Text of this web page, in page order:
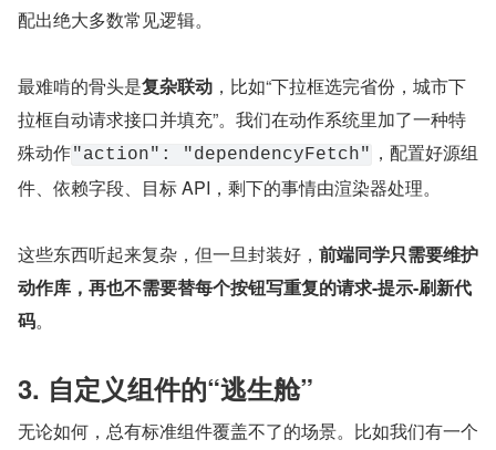
配出绝大多数常见逻辑。
最难啃的骨头是复杂联动 ，比如“下拉框选完省份，城市下
拉框自动请求接口并填充”。我们在动作系统里加了一种特
殊动作"action": "dependencyFetch" ，配置好源组
件、依赖字段、目标 API，剩下的事情由渲染器处理。
这些东西听起来复杂，但一旦封装好， 前端同学只需要维护
动作库，再也不需要替每个按钮写重复的请求-提示-刷新代
码。
3. 自定义组件的“逃生舱”
无论如何，总有标准组件覆盖不了的场景。比如我们有一个